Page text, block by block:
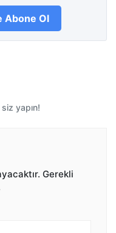
Abone Ol
yapın!
Gerekli